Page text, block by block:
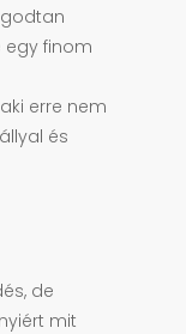
egy finom
erre nem
és
de
mit